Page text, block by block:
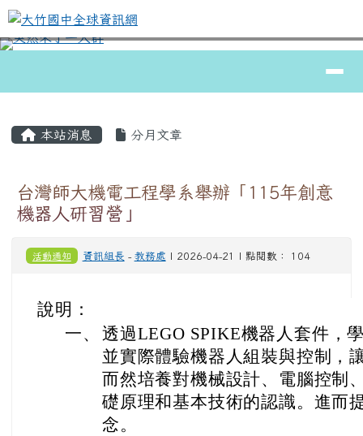
跳至主內容區
大竹國中全球資訊網
⏸
本站消息 分月文章
台灣師大機電工程學系舉辦「115年創意
機器人研習營」
活動通知 資訊組長 - 教務處 | 2026-04-21 | 點閱數： 104
說明：
一、 透過LEGO SPIKE機器人套件，
並實際體驗機器人組裝與控制，
而然培養對機械設計、電腦控制
礎原理和基本技術的認識。進而
念。